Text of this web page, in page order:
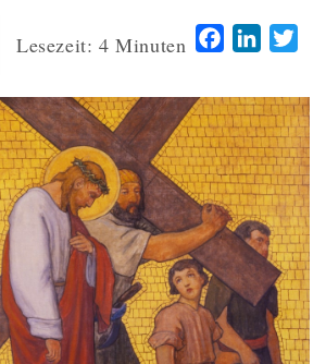
Lesezeit: 4 Minuten Facebook